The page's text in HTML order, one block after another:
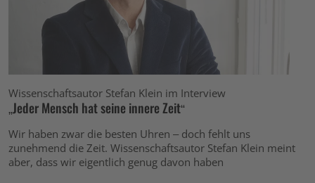
Wissenschaftsautor Stefan Klein im Interview
„Jeder Mensch hat seine innere Zeit“
Wir haben zwar die besten Uhren – doch fehlt uns
zunehmend die Zeit. Wissenschaftsautor Stefan Klein meint
aber, dass wir eigentlich genug davon haben